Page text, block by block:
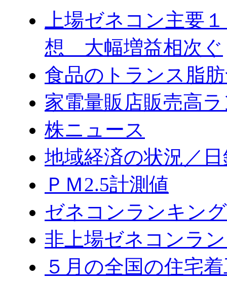
上場ゼネコン主要
想 大幅増益相次ぐ
食品のトランス脂
家電量販店販売高
株ニュース
地域経済の状況／
ＰＭ2.5計測値
ゼネコンランキン
非上場ゼネコンラ
５月の全国の住宅